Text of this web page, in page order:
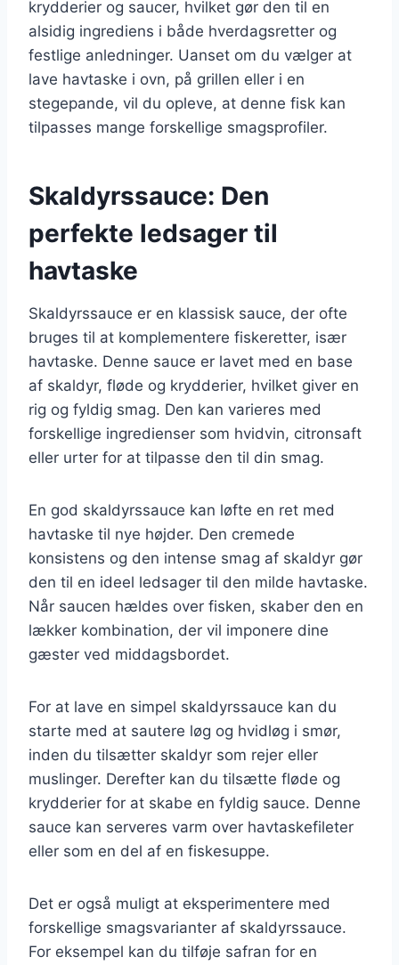
krydderier og saucer, hvilket gør den til en
alsidig ingrediens i både hverdagsretter og
festlige anledninger. Uanset om du vælger at
lave havtaske i ovn, på grillen eller i en
stegepande, vil du opleve, at denne fisk kan
tilpasses mange forskellige smagsprofiler.
Skaldyrssauce: Den
perfekte ledsager til
havtaske
Skaldyrssauce er en klassisk sauce, der ofte
bruges til at komplementere fiskeretter, især
havtaske. Denne sauce er lavet med en base
af skaldyr, fløde og krydderier, hvilket giver en
rig og fyldig smag. Den kan varieres med
forskellige ingredienser som hvidvin, citronsaft
eller urter for at tilpasse den til din smag.
En god skaldyrssauce kan løfte en ret med
havtaske til nye højder. Den cremede
konsistens og den intense smag af skaldyr gør
den til en ideel ledsager til den milde havtaske.
Når saucen hældes over fisken, skaber den en
lækker kombination, der vil imponere dine
gæster ved middagsbordet.
For at lave en simpel skaldyrssauce kan du
starte med at sautere løg og hvidløg i smør,
inden du tilsætter skaldyr som rejer eller
muslinger. Derefter kan du tilsætte fløde og
krydderier for at skabe en fyldig sauce. Denne
sauce kan serveres varm over havtaskefileter
eller som en del af en fiskesuppe.
Det er også muligt at eksperimentere med
forskellige smagsvarianter af skaldyrssauce.
For eksempel kan du tilføje safran for en